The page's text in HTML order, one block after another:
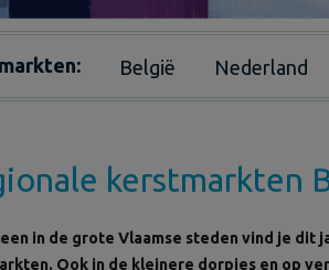
België Nederland
kerstmarkten
in de grote Vlaamse steden vind je dit
Ook in de kleinere dorpjes en op